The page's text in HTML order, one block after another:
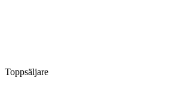
Toppsäljare